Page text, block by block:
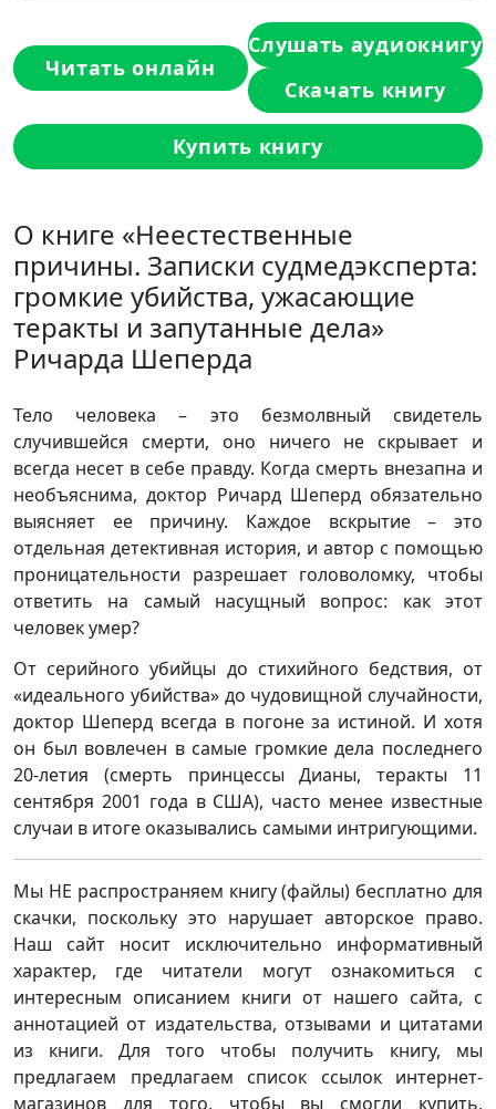
Читать онлайн
Слушать аудиокнигу
Скачать книгу
Купить книгу
О книге «Неестественные
причины. Записки судмедэксперта:
громкие убийства, ужасающие
теракты и запутанные дела»
Ричарда Шеперда
Тело человека – это безмолвный свидетель
случившейся смерти, оно ничего не скрывает и
всегда несет в себе правду. Когда смерть внезапна и
необъяснима, доктор Ричард Шеперд обязательно
выясняет ее причину. Каждое вскрытие – это
отдельная детективная история, и автор с помощью
проницательности разрешает головоломку, чтобы
ответить на самый насущный вопрос: как этот
человек умер?
От серийного убийцы до стихийного бедствия, от
«идеального убийства» до чудовищной случайности,
доктор Шеперд всегда в погоне за истиной. И хотя
он был вовлечен в самые громкие дела последнего
20-летия (смерть принцессы Дианы, теракты 11
сентября 2001 года в США), часто менее известные
случаи в итоге оказывались самыми интригующими.
Мы НЕ распространяем книгу (файлы) бесплатно для
скачки, поскольку это нарушает авторское право.
Наш сайт носит исключительно информативный
характер, где читатели могут ознакомиться с
интересным описанием книги от нашего сайта, с
аннотацией от издательства, отзывами и цитатами
из книги. Для того чтобы получить книгу, мы
предлагаем предлагаем список ссылок интернет-
магазинов для того, чтобы вы смогли купить,